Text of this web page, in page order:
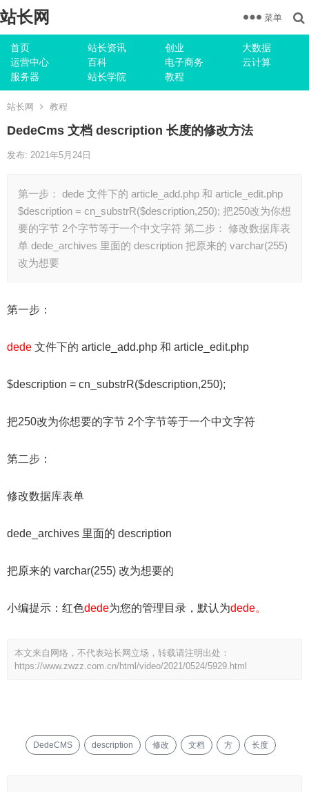
站长网
首页 站长资讯 创业
大数据
运营中心
百科 电子商务
云计算
服务器
站长学院 教程
菜单
站长网 教程
DedeCms 文档 description 长度的修改方法
发布: 2021年5月24日
第一步： dede 文件下的 article_add.php 和 article_edit.php
$description = cn_substrR($description,250); 把250改为你想
要的字节 2个字节等于一个中文字符 第二步： 修改数据库表
单 dede_archives 里面的 description 把原来的 varchar(255)
改为想要
第一步：
dede 文件下的 article_add.php 和 article_edit.php
$description = cn_substrR($description,250);
把250改为你想要的字节 2个字节等于一个中文字符
第二步：
修改数据库表单
dede_archives 里面的 description
把原来的 varchar(255) 改为想要的
小编提示：红色dede为您的管理目录，默认为dede。
本文来自网络，不代表站长网立场，转载请注明出处：
https://www.zwzz.com.cn/html/video/2021/0524/5929.html
DedeCMS description 修改 文档 方 长度